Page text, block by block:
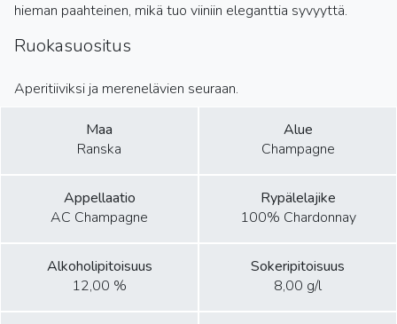
hieman paahteinen, mikä tuo viiniin eleganttia syvyyttä.
Ruokasuositus
Aperitiiviksi ja merenelävien seuraan.
Maa
Ranska
Alue
Champagne
Appellaatio
AC Champagne
Rypälelajike
100% Chardonnay
Alkoholipitoisuus
12,00 %
Sokeripitoisuus
8,00 g/l